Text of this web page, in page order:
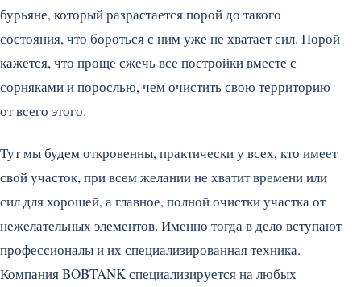
бурьяне, который разрастается порой до такого
состояния, что бороться с ним уже не хватает сил. Порой
кажется, что проще сжечь все постройки вместе с
сорняками и порослью, чем очистить свою территорию
от всего этого.
Тут мы будем откровенны, практически у всех, кто имеет
свой участок, при всем желании не хватит времени или
сил для хорошей, а главное, полной очистки участка от
нежелательных элементов. Именно тогда в дело вступают
профессионалы и их специализированная техника.
Компания BOBTANK специализируется на любых